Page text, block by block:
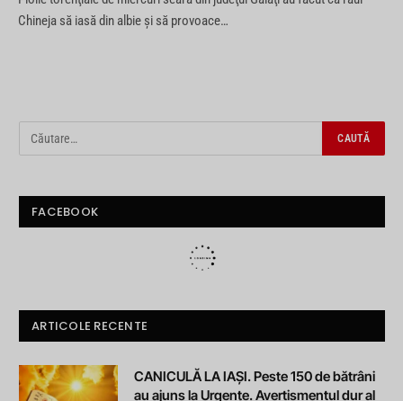
Chineja să iasă din albie şi să provoace…
FACEBOOK
ARTICOLE RECENTE
CANICULĂ LA IAȘI. Peste 150 de bătrâni
au ajuns la Urgențe. Avertismentul dur al